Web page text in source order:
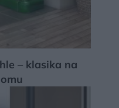
– klasika na